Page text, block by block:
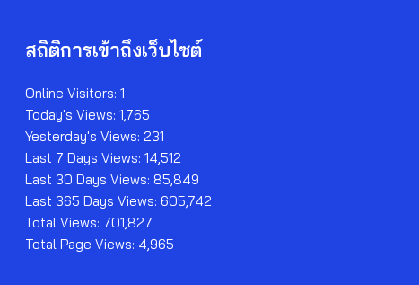
สถิติการเข้าถึงเว็บไซต์
Online Visitors:1
Today's Views:1,765
Yesterday's Views:231
Last 7 Days Views:14,512
Last 30 Days Views: 85,849
Last 365 Days Views:605,742
Total Views: 701,827
Total Page Views: 4,965